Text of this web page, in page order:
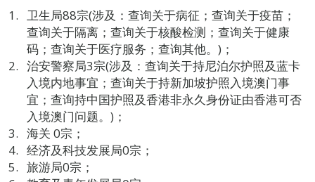
卫生局88宗(涉及：查询关于病征；查询关于疫苗；
查询关于隔离；查询关于核酸检测；查询关于健康
码；查询关于医疗服务；查询其他。)；
治安警察局3宗(涉及：查询关于持尼泊尔护照及蓝卡
入境内地事宜；查询关于持新加坡护照入境澳门事
宜；查询持中国护照及香港非永久身份证由香港可否
入境澳门问题。)；
海关 0宗；
经济及科技发展局0宗；
旅游局0宗；